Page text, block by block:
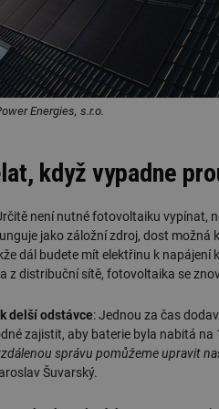
Energies, s.r.o.
když vypadne
není nutné fotovoltaiku vypínat,
jako záložní zdroj, dost možná
dál budete mít elektřinu k napájení
z distribuční sítě, fotovoltaika se
delší odstávce: Jednou za čas
zajistit, aby baterie byla nabitá na
správu pomůžeme upravit
Šuvarský.
id
_dc_gtm_UA-